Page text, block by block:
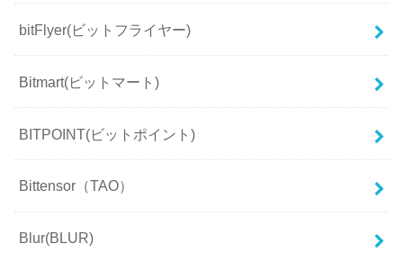
bitFlyer(ビットフライヤー)
Bitmart(ビットマート)
BITPOINT(ビットポイント)
Bittensor（TAO）
Blur(BLUR)